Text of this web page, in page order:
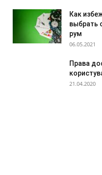
Как
выбрать
рум
06.05.2021
Права
21.04.2020